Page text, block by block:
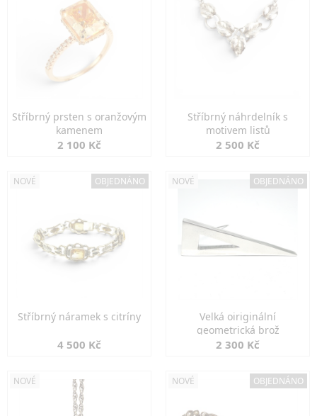
Stříbrný prsten s oranžovým
kamenem
2 100 Kč
Stříbrný náhrdelník s
motivem listů
2 500 Kč
NOVÉ OBJEDNÁNO
Stříbrný náramek s citríny
4 500 Kč
NOVÉ OBJEDNÁNO
Velká oiriginální
geometrická brož
2 300 Kč
NOVÉ NOVÉ OBJEDNÁNO